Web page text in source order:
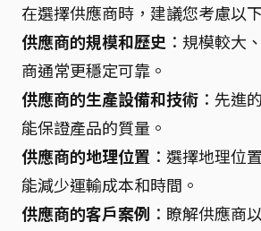
在選擇供應商時，建議您考慮以
供應商的規模和歷史 ：規模較大
商通常更穩定可靠。
供應商的生產設備和技術 ：先進
能保證產品的質量。
供應商的地理位置 ：選擇地理位
能減少運輸成本和時間。
供應商的客戶案例 ：瞭解供應商